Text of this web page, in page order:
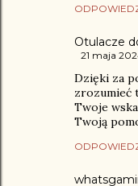
Otulacze
21 maja
Dzięki za
zrozumieć
Twoje
Twoją